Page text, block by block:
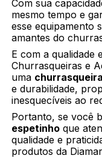
Com sua
mesmo tempo e
esse equipamento
amantes do
E com a qualidade
Churrasqueiras e
uma
e durabilidade,
inesquecíveis ao
Portanto, se você
espetinho que
qualidade e
produtos da